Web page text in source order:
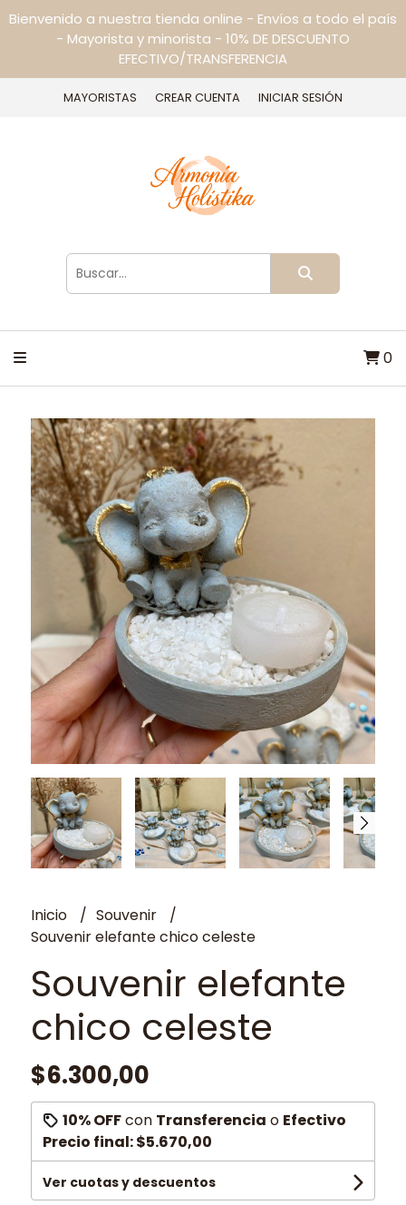
Bienvenido a nuestra tienda online - Envíos a todo el país
- Mayorista y minorista - 10% DE DESCUENTO
EFECTIVO/TRANSFERENCIA
MAYORISTAS CREAR CUENTA INICIAR SESIÓN
0
Inicio
Souvenir
Souvenir elefante chico celeste
Souvenir elefante
chico celeste
$6.300,00
10% OFFcon Transferencia o Efectivo
Precio final:$5.670,00
Ver cuotas y descuentos